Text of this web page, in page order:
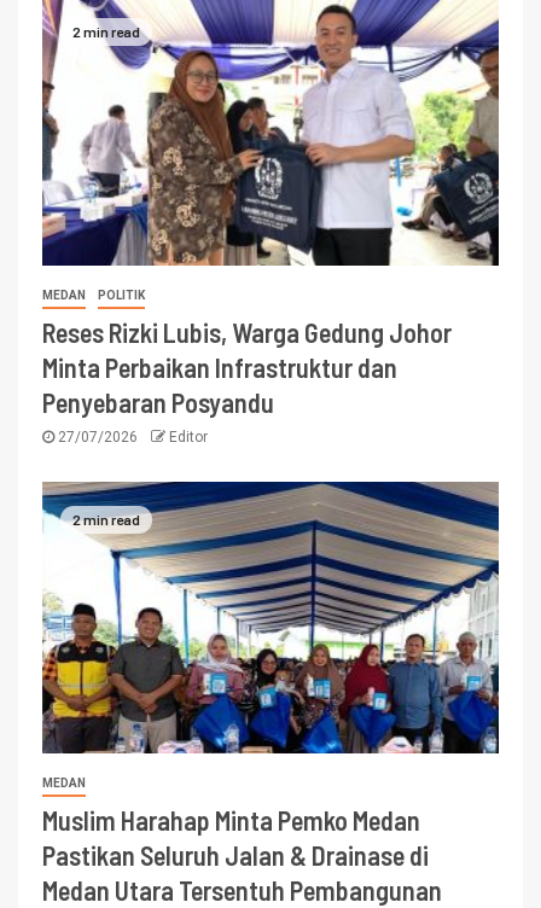
2 min read
MEDAN POLITIK
Reses Rizki Lubis, Warga Gedung Johor
Minta Perbaikan Infrastruktur dan
Penyebaran Posyandu
27/07/2026 Editor
2 min read
MEDAN
Muslim Harahap Minta Pemko Medan
Pastikan Seluruh Jalan & Drainase di
Medan Utara Tersentuh Pembangunan